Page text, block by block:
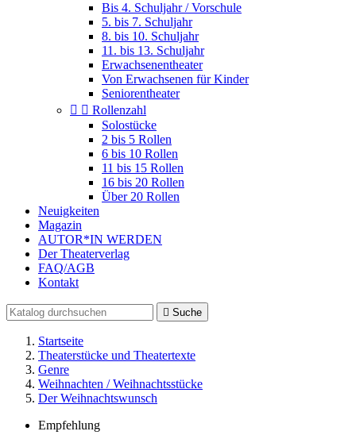
Bis 4. Schuljahr / Vorschule
5. bis 7. Schuljahr
8. bis 10. Schuljahr
11. bis 13. Schuljahr
Erwachsenentheater
Von Erwachsenen für Kinder
Seniorentheater
  Rollenzahl
Solostücke
2 bis 5 Rollen
6 bis 10 Rollen
11 bis 15 Rollen
16 bis 20 Rollen
Über 20 Rollen
Neuigkeiten
Magazin
AUTOR*IN WERDEN
Der Theaterverlag
FAQ/AGB
Kontakt
 Suche
Startseite
Theaterstücke und Theatertexte
Genre
Weihnachten / Weihnachtsstücke
Der Weihnachtswunsch
Empfehlung